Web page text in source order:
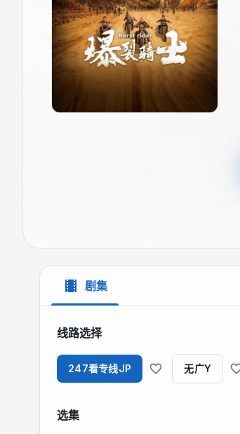
剧集
线路选择
247看专线JP 无广Y
选集